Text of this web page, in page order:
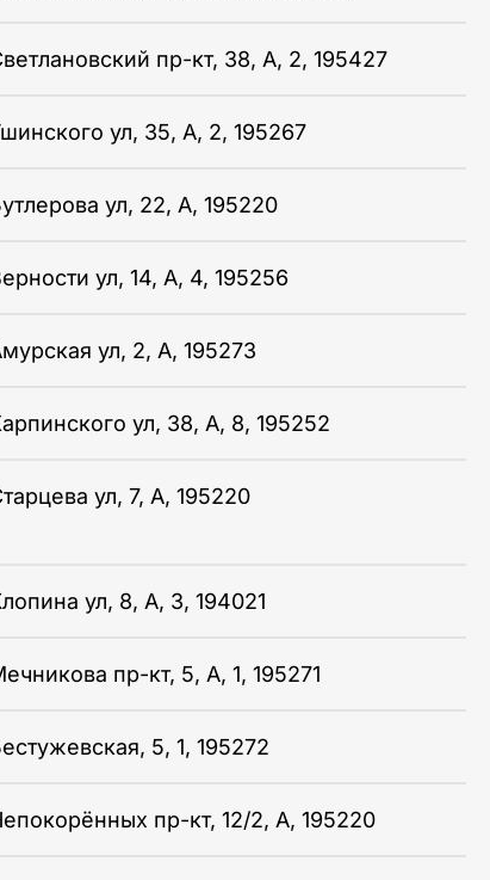
пр-кт, 38, А, 2, 195427
ул, 35, А, 2, 195267
ул, 22, А, 195220
ул, 14, А, 4, 195256
ул, 2, А, 195273
ул, 38, А, 8, 195252
ул, 7, А, 195220
ул, 8, А, 3, 194021
пр-кт, 5, А, 1, 195271
5, 1, 195272
пр-кт, 12/2, А, 195220